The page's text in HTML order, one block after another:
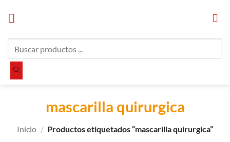
productos
mascarilla quirurgica
Inicio / Productos etiquetados “mascarilla quirurgica”